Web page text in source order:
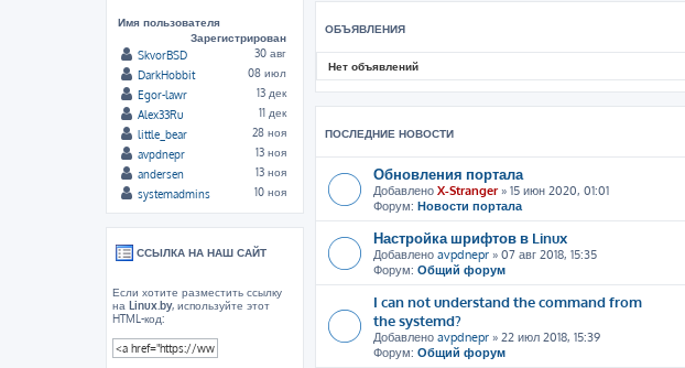
ОБЪЯВЛЕНИЯ
Нет объявлений
ПОСЛЕДНИЕ НОВОСТИ
Обновления портала
Добавлено X-Stranger» 15 июн 2020, 01:01
Форум: Новости портала
Настройка шрифтов в Linux
Добавлено avpdnepr » 07 авг 2018, 15:35
Форум: Общий форум
I can not understand the command from
the systemd?
Добавлено avpdnepr » 22 июл 2018, 15:39
Форум: Общий форум
Имя пользователя
Зарегистрирован
SkvorBSD
30 авг
DarkHobbit
08 июл
Egor-lawr
13 дек
Alex33Ru
11 дек
little_bear
28 ноя
avpdnepr
13 ноя
andersen
13 ноя
systemadmins
10 ноя
ССЫЛКА НА НАШ САЙТ
Если хотите разместить ссылку
на Linux.by, используйте этот
HTML-код: